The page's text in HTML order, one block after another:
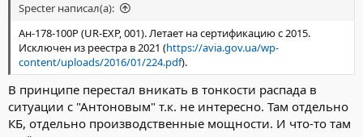
Specter написал(а):
Ан-178-100Р (UR-EXP, 001). Летает на сертификацию с 2015.
Исключен из реестра в 2021 (https://avia.gov.ua/wp-
content/uploads/2016/01/224.pdf).
В принципе перестал вникать в тонкости распада в
ситуации с "Антоновым" т.к. не интересно. Там отдельно
КБ, отдельно производственные мощности. И что-то там